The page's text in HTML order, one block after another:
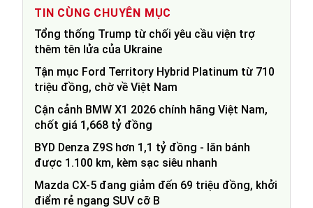
TIN CÙNG CHUYÊN MỤC
Tổng thống Trump từ chối yêu cầu viện trợ
thêm tên lửa của Ukraine
Tận mục Ford Territory Hybrid Platinum từ 710
triệu đồng, chờ về Việt Nam
Cận cảnh BMW X1 2026 chính hãng Việt Nam,
chốt giá 1,668 tỷ đồng
BYD Denza Z9S hơn 1,1 tỷ đồng - lăn bánh
được 1.100 km, kèm sạc siêu nhanh
Mazda CX-5 đang giảm đến 69 triệu đồng, khởi
điểm rẻ ngang SUV cỡ B